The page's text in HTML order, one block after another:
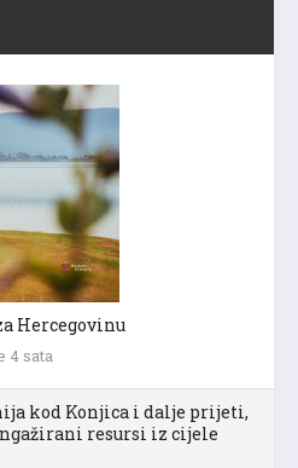
Hercegovinu
4 sata
kod Konjica i dalje prijeti,
resursi iz cijele